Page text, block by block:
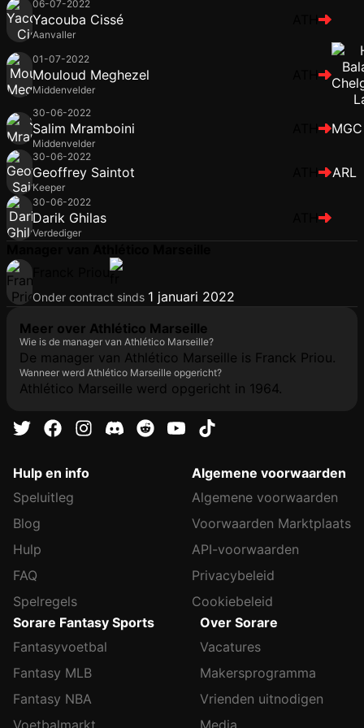
06-07-2022
Yacouba Cissé
Aanvaller
01-07-2022
Mouloud Meghezel
Middenvelder
30-06-2022
Salim Mramboini
Middenvelder
MGC
30-06-2022
Geoffrey Saintot
Keeper
ARL
30-06-2022
Darik Ghilas
Verdediger
Onder contract sinds 1 januari 2022
Meer over Athlético Marseille
Wie is de manager van Athlético Marseille?
De manager van Athlético Marseille is Franck Priou.
Wanneer werd Athlético Marseille opgericht?
Athlético Marseille werd opgericht in 1964.
Hulp en info
Speluitleg
Blog
Hulp
FAQ
Spelregels
Algemene voorwaarden
Algemene voorwaarden
Voorwaarden Marktplaats
API-voorwaarden
Privacybeleid
Cookiebeleid
Sorare Fantasy Sports
Fantasyvoetbal
Fantasy MLB
Fantasy NBA
Voetbalmarkt
Over Sorare
Vacatures
Makersprogramma
Vrienden uitnodigen
Media